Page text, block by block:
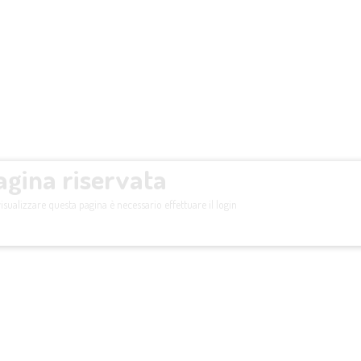
riservata
questa pagina è necessario effettuare il login